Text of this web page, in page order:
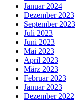
Januar 2024
Dezember 2023
September 2023
Juli 2023
Juni 2023
Mai 2023
April 2023
März 2023
Februar 2023
Januar 2023
Dezember 2022